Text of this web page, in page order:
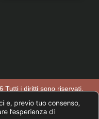
Tutti i diritti sono riservati.
Imposta Cookie
e, previo tuo consenso,
l’esperienza di